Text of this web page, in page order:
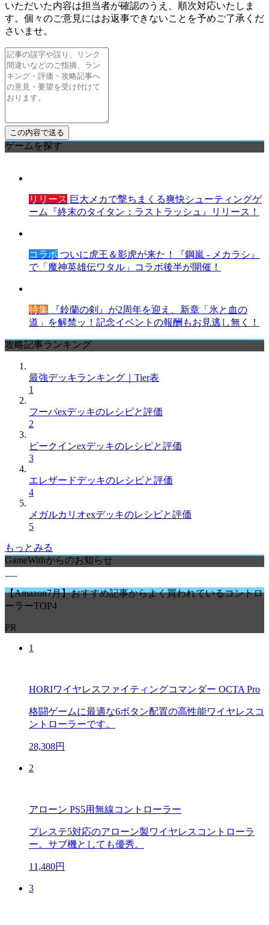
いただいた内容は担当者が確認のうえ、順次対応いたしま
す。個々のご意見にはお返事できないことを予めご了承くだ
さいませ。
ゲームを探す
リリース 巨大メカで撃ちまくる爽快シューティングゲ
ーム『終末のタイタン：ラストラッシュ』リリース！
コラボ ついに虎王＆影虎が来た！『鋼嵐 - メカラシ』
で「魔神英雄伝ワタル」コラボ後半が開催！
特集 『鈴蘭の剣』が2周年を迎え、新章「氷と血の
道」を解禁ッ！記念イベントの報酬もお見逃し無く！
攻略記事ランキング
最強デッキランキング｜Tier表
1
フーパexデッキのレシピと評価
2
ビークインexデッキのレシピと評価
3
エレザードデッキのレシピと評価
4
メガルカリオexデッキのレシピと評価
5
もっとみる
GameWithからのお知らせ
【Amazon7月】おすすめ記事からよく買われているコントロ
ーラーTOP4
PR
1
HORIワイヤレスファイティングコマンダー OCTA Pro
格闘ゲームに最適な6ボタン配置の高性能ワイヤレスコ
ントローラーです。
28,308円
2
アローン PS5用無線コントローラー
プレステ5対応のアローン製ワイヤレスコントローラ
ー。サブ機としても優秀。
11,480円
3